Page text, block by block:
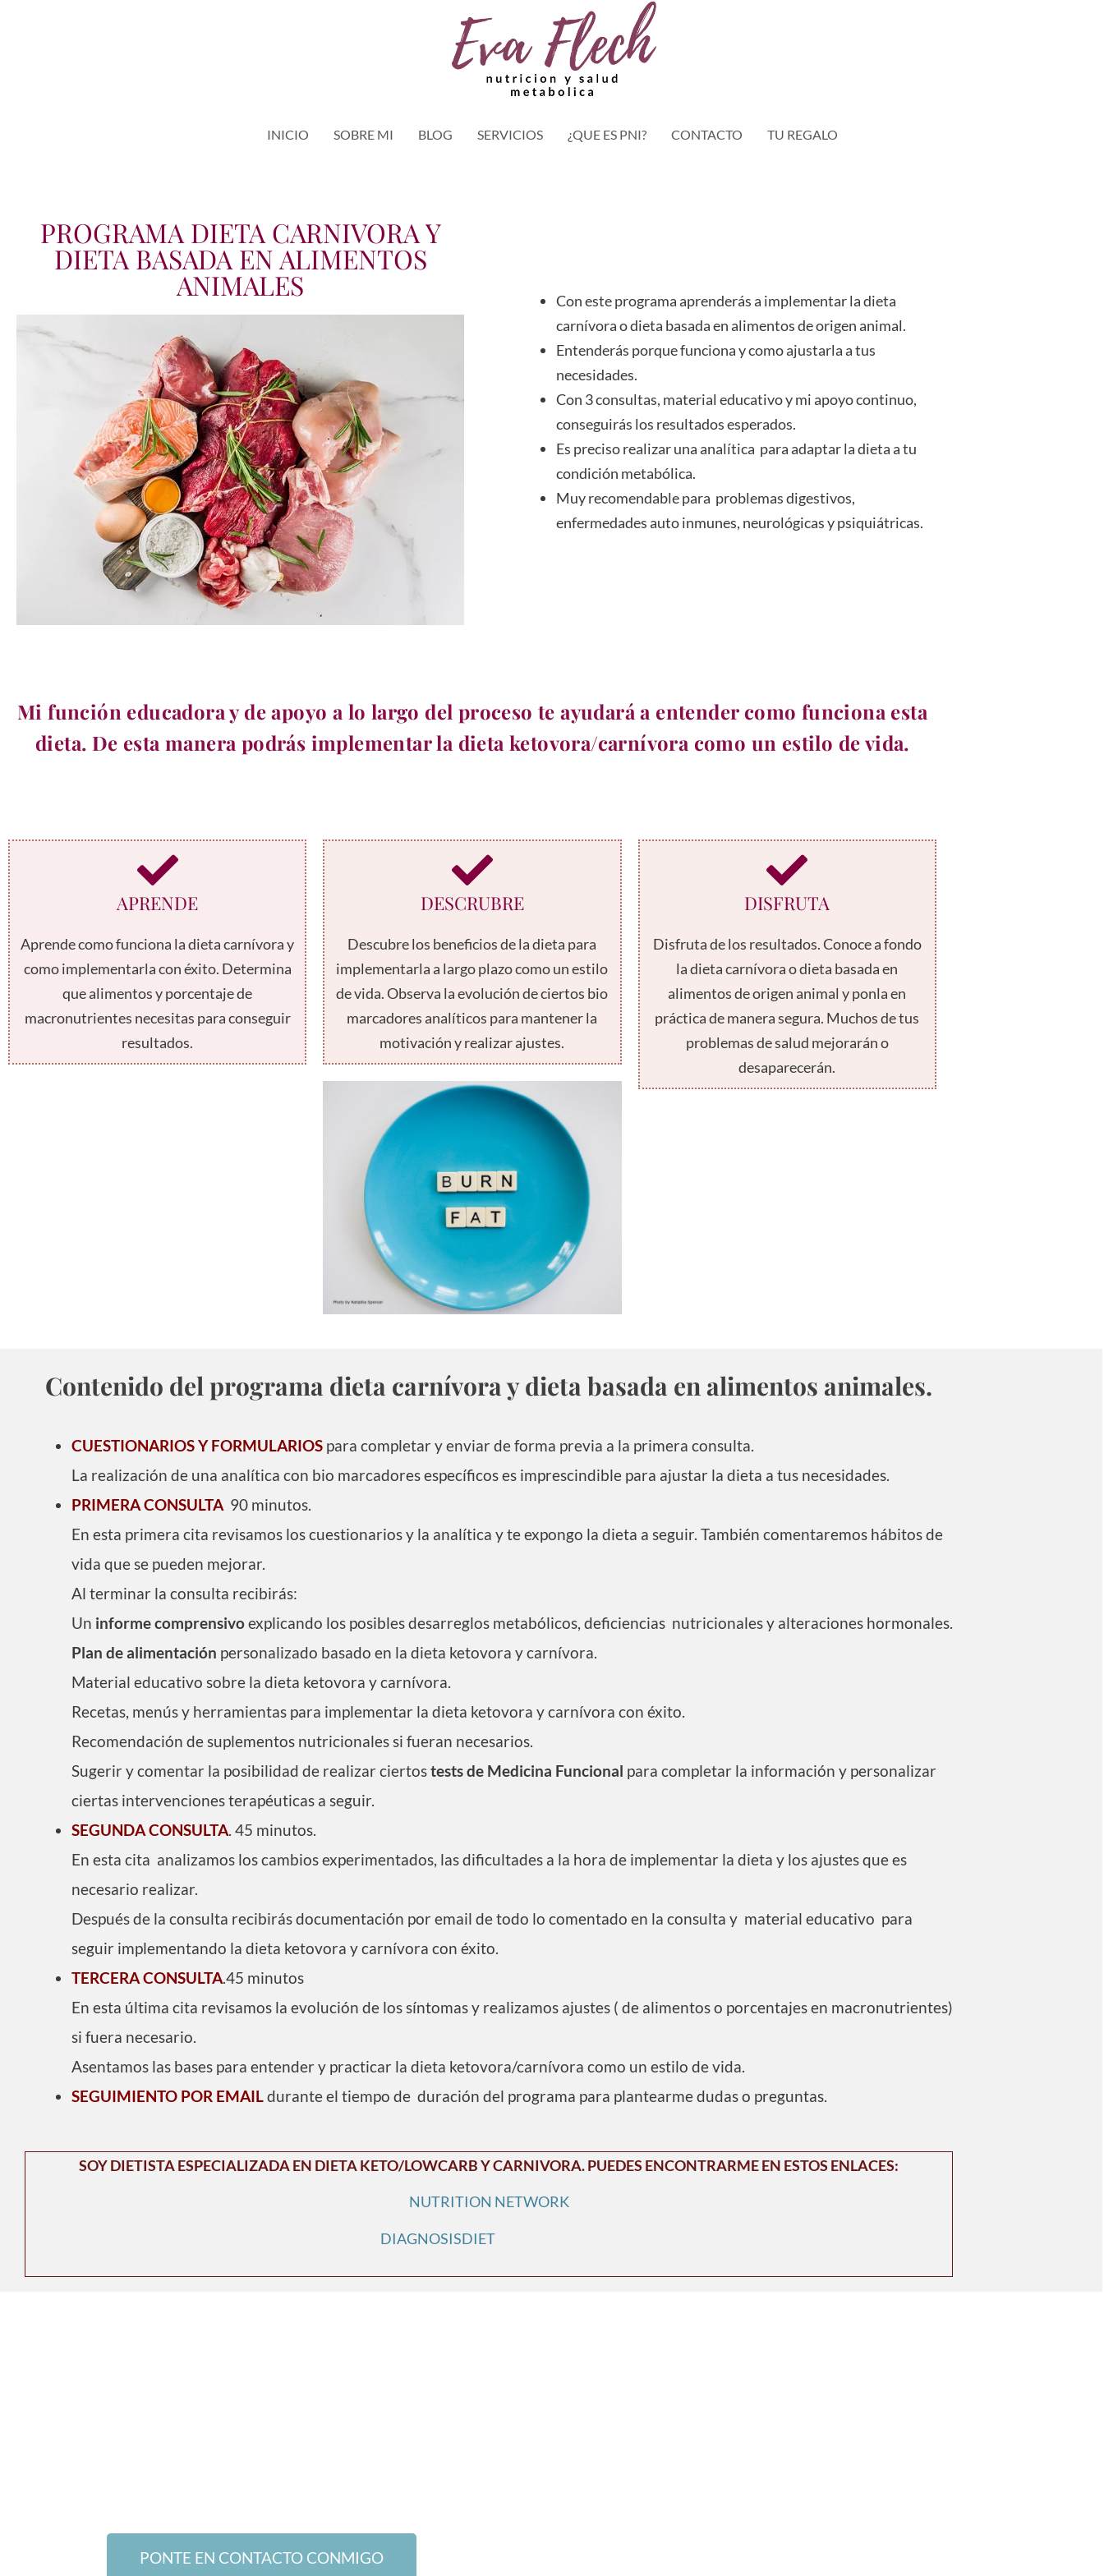
INICIO SOBRE MI BLOG SERVICIOS ¿QUE ES PNI? CONTACTO TU REGALO
PROGRAMA DIETA CARNIVORA Y
DIETA BASADA EN ALIMENTOS
ANIMALES
Con este programa aprenderás a implementar la dieta
carnívora o dieta basada en alimentos de origen animal.
Entenderás porque funciona y como ajustarla a tus
necesidades.
Con 3 consultas, material educativo y mi apoyo continuo,
conseguirás los resultados esperados.
Es preciso realizar una analítica para adaptar la dieta a tu
condición metabólica.
Muy recomendable para problemas digestivos,
enfermedades auto inmunes, neurológicas y psiquiátricas.
Mi función educadora y de apoyo a lo largo del proceso te ayudará a entender como funciona esta
dieta. De esta manera podrás implementar la dieta ketovora/carnívora como un estilo de vida.
APRENDE
Aprende como funciona la dieta carnívora y
como implementarla con éxito. Determina
que alimentos y porcentaje de
macronutrientes necesitas para conseguir
resultados.
DESCRUBRE
Descubre los beneficios de la dieta para
implementarla a largo plazo como un estilo
de vida. Observa la evolución de ciertos bio
marcadores analíticos para mantener la
motivación y realizar ajustes.
DISFRUTA
Disfruta de los resultados. Conoce a fondo
la dieta carnívora o dieta basada en
alimentos de origen animal y ponla en
práctica de manera segura. Muchos de tus
problemas de salud mejorarán o
desaparecerán.
Contenido del programa dieta carnívora y dieta basada en alimentos animales.
CUESTIONARIOS Y FORMULARIOS para completar y enviar de forma previa a la primera consulta.
La realización de una analítica con bio marcadores específicos es imprescindible para ajustar la dieta a tus necesidades.
PRIMERA CONSULTA 90 minutos.
En esta primera cita revisamos los cuestionarios y la analítica y te expongo la dieta a seguir. También comentaremos hábitos de
vida que se pueden mejorar.
Al terminar la consulta recibirás:
Un informe comprensivoexplicando los posibles desarreglos metabólicos, deficiencias nutricionales y alteraciones hormonales.
Plan de alimentación personalizado basado en la dieta ketovora y carnívora.
Material educativo sobre la dieta ketovora y carnívora.
Recetas, menús y herramientas para implementar la dieta ketovora y carnívora con éxito.
Recomendación de suplementos nutricionales si fueran necesarios.
Sugerir y comentar la posibilidad de realizar ciertostests de Medicina Funcional para completar la información y personalizar
ciertas intervenciones terapéuticas a seguir.
SEGUNDA CONSULTA. 45 minutos.
En esta cita analizamos los cambios experimentados, las dificultades a la hora de implementar la dieta y los ajustes que es
necesario realizar.
Después de la consulta recibirás documentación por email de todo lo comentado en la consulta y material educativo para
seguir implementando la dieta ketovora y carnívora con éxito.
TERCERA CONSULTA.45 minutos
En esta última cita revisamos la evolución de los síntomas y realizamos ajustes ( de alimentos o porcentajes en macronutrientes)
si fuera necesario.
Asentamos las bases para entender y practicar la dieta ketovora/carnívora como un estilo de vida.
SEGUIMIENTO POR EMAILdurante el tiempo de duración del programa para plantearme dudas o preguntas.
SOY DIETISTA ESPECIALIZADA EN DIETA KETO/LOWCARB Y CARNIVORA.PUEDES ENCONTRARME EN ESTOS ENLACES:
NUTRITION NETWORK
DIAGNOSISDIET
PONTE EN CONTACTO CONMIGO